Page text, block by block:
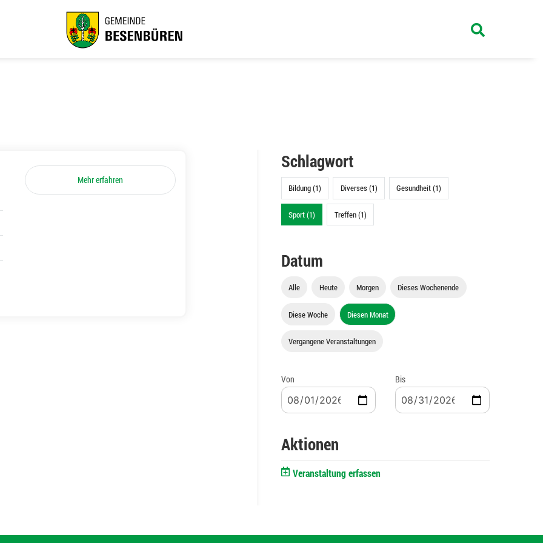
Mehr erfahren
Schlagwort
Bildung (1) Diverses (1) Gesundheit (1)
Sport (1) Treffen (1)
Datum
Alle Heute Morgen Dieses Wochenende
Diese Woche Diesen Monat
Vergangene Veranstaltungen
Von Bis
Aktionen
Veranstaltung erfassen